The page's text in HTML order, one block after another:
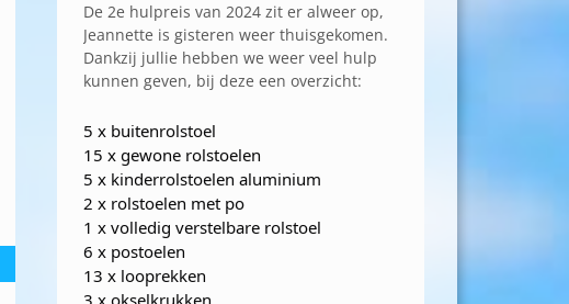
De 2e hulpreis van 2024 zit er alweer op,
Jeannette is gisteren weer thuisgekomen.
Dankzij jullie hebben we weer veel hulp
kunnen geven, bij deze een overzicht:
5 x buitenrolstoel
15 x gewone rolstoelen
5 x kinderrolstoelen aluminium
2x rolstoelen met po
1 x volledig verstelbare rolstoel
6 x postoelen
13 x looprekken